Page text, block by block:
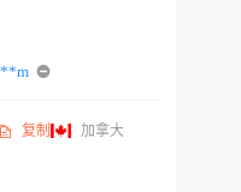
复制 加拿大